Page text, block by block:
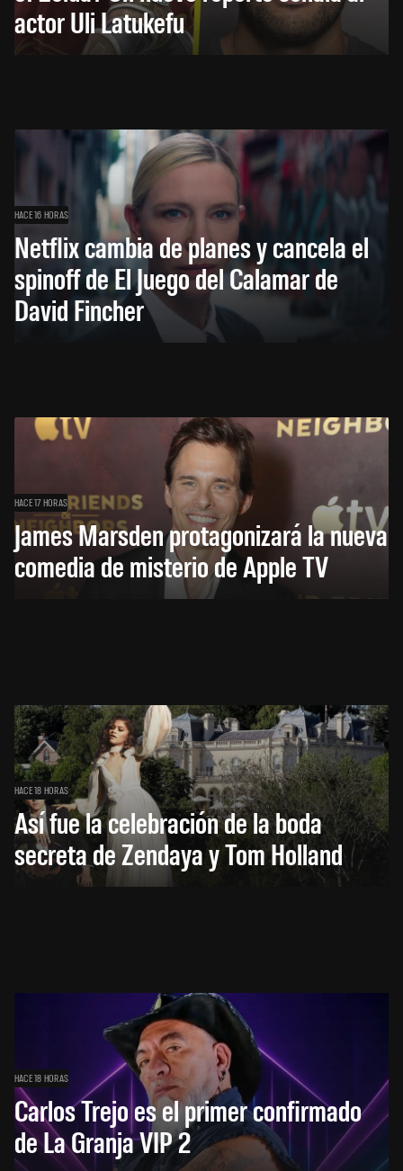
actor Uli Latukefu
HACE 16 HORAS
Netflix cambia de planes y cancela el
spinoff de El Juego del Calamar de
David Fincher
HACE 17 HORAS
James Marsden protagonizará la nueva
comedia de misterio de Apple TV
HACE 18 HORAS
Así fue la celebración de la boda
secreta de Zendaya y Tom Holland
HACE 18 HORAS
Carlos Trejo es el primer confirmado
de La Granja VIP 2